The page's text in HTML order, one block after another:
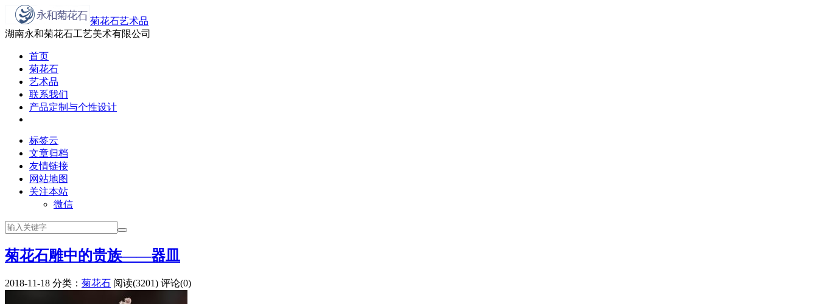
菊花石艺术品
湖南永和菊花石工艺美术有限公司
首页
菊花石
艺术品
联系我们
产品定制与个性设计
标签云
文章归档
友情链接
网站地图
关注本站
微信
菊花石雕中的贵族——器皿
2018-11-18 分类： 菊花石 阅读(3201) 评论(0)